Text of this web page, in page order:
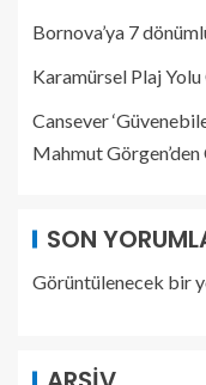
Bornova’ya 7
Karamürsel Plaj
Cansever
Mahmut Görgen’den
SON
Görüntülenecek bir